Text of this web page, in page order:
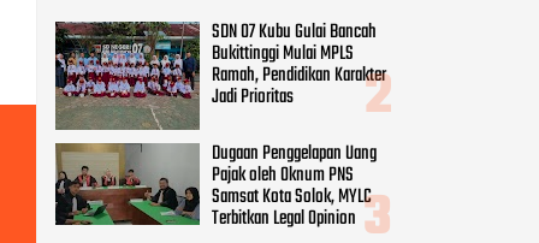
SDN 07 Kubu Gulai Bancah
Bukittinggi Mulai MPLS
Ramah, Pendidikan Karakter
Jadi Prioritas
Dugaan Penggelapan Uang
Pajak oleh Oknum PNS
Samsat Kota Solok, MYLC
Terbitkan Legal Opinion